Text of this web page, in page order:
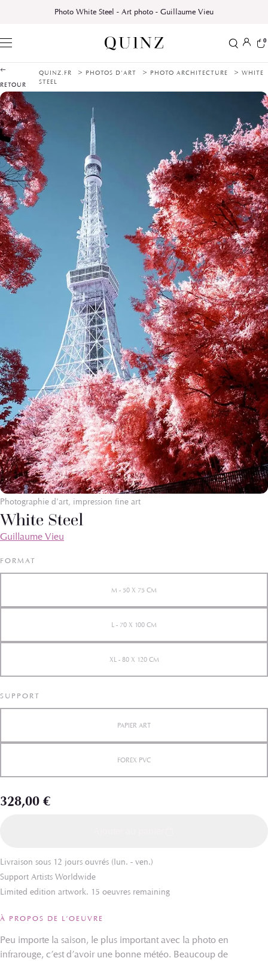
Photo White Steel - Art photo - Guillaume Vieu
0
QUINZ.FR > PHOTOS D'ART > PHOTO ARCHITECTURE > WHITE
STEEL
RETOUR
White Steel
Photographie d'art, impression fine art
Guillaume Vieu
FORMAT
M - 50 X 75 CM
L - 70 X 100 CM
XL - 80 X 120 CM
SUPPORT
PAPIER ART
FOREX PVC
328,00 €
Livraison sous 12 jours ouvrés (lun. - ven.)
Support Artists Worldwide
Limited edition artwork. 15 oeuvres remaining
À PROPOS DE L’OEUVRE
Peu importe la saison, le plus important avec la photo en
infrarouge, c’est d’avoir une bonne météo. Beaucoup de